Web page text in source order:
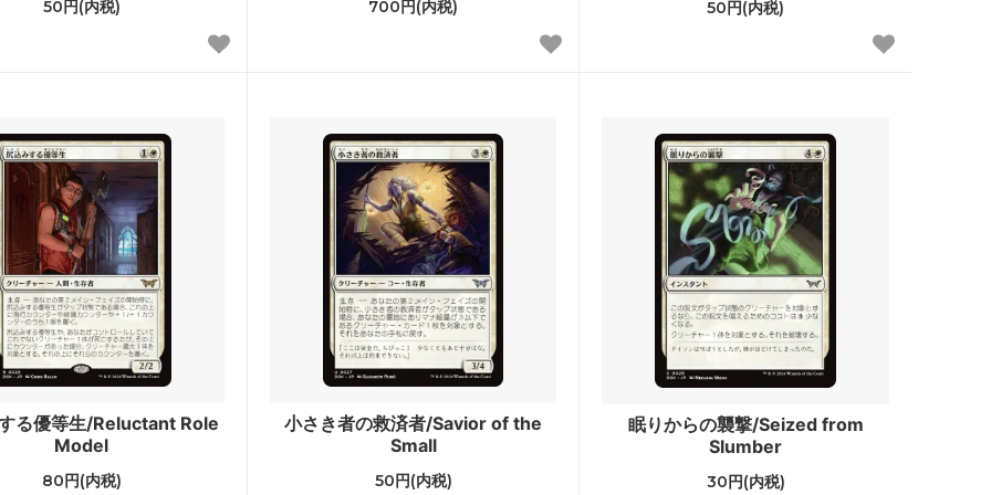
ー・ファン
リマスター ブースター・ファ ドミナリア・リマスター
ドミナリア・リマスター ブースター・フ
リマスター ボーナスシート Mystery Booster 2 Mystery Booster 2 白枠カード
2 どんぐりホログラム
Mystery Booster 2 プレイテスト・カー
Mystery Booster
Booster Playtest Cards 2019 Mystery Booster Playtest Cards 2021 バトルボンド
シー ■統率者戦用セット■
シア：完全なる統一統率者デ スターター・統率者デッキ 兄弟戦争統率者デッキ
50円(内税) 700円(内税) 50円(内税)
る優等生/Reluctant Role
Model
80円(内税)
小さき者の救済者/Savior of the
Small
50円(内税)
眠りからの襲撃/Seized from
Slumber
30円(内税)